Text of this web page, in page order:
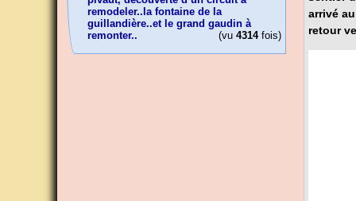
arrivé
retour
remodeler..la fontaine de la
guillandière..et le grand gaudin à
remonter..
(vu 4314fois)